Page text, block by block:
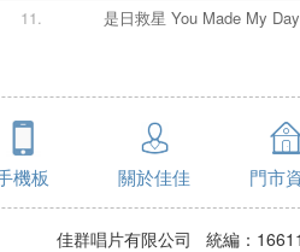
11.
是日救星 You Made My Day
機板 關於佳佳 門市
佳群唱片有限公司 統編：